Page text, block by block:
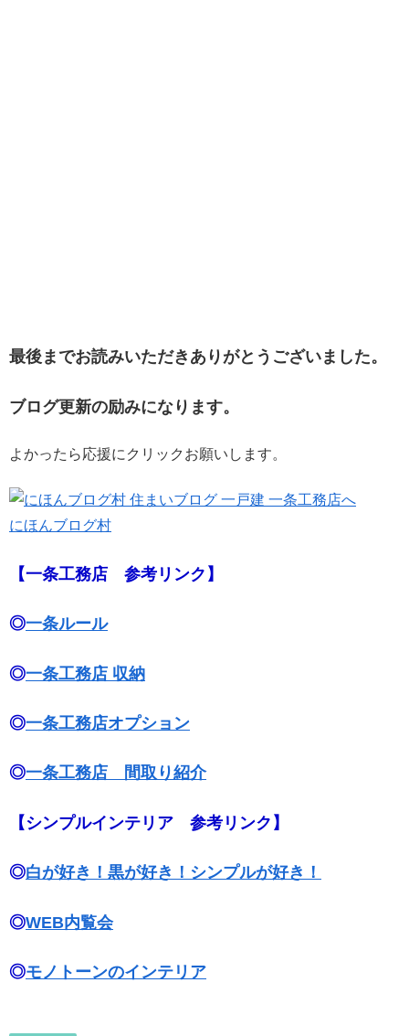
最後までお読みいただきありがとうございました。
ブログ更新の励みになります。
よかったら応援にクリックお願いします。
にほんブログ村
【一条工務店 参考リンク】
◎一条ルール
◎一条工務店 収納
◎一条工務店オプション
◎一条工務店 間取り紹介
【シンプルインテリア 参考リンク】
◎白が好き！黒が好き！シンプルが好き！
◎WEB内覧会
◎モノトーンのインテリア